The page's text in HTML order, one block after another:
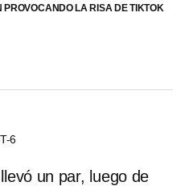
PROVOCANDO LA RISA DE TIKTOK
6
un par, luego de